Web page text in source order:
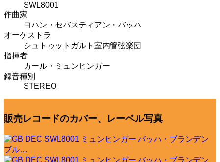
SWL8001
作曲家
ヨハン・セバスティアン・バッハ
オーケストラ
シュトゥットガルト室内管弦楽団
指揮者
カール・ミュンヒンガー
録音種別
STEREO
販売レコードのカバー、レーベル写真